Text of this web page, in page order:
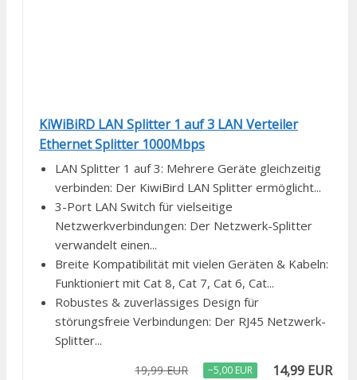
KiWiBiRD LAN Splitter 1 auf 3 LAN Verteiler
Ethernet Splitter 1000Mbps
LAN Splitter 1 auf 3: Mehrere Geräte gleichzeitig
verbinden: Der KiwiBird LAN Splitter ermöglicht...
3-Port LAN Switch für vielseitige
Netzwerkverbindungen: Der Netzwerk-Splitter
verwandelt einen...
Breite Kompatibilität mit vielen Geräten & Kabeln:
Funktioniert mit Cat 8, Cat 7, Cat 6, Cat...
Robustes & zuverlässiges Design für
störungsfreie Verbindungen: Der RJ45 Netzwerk-
Splitter...
19,99 EUR −5,00 EUR 14,99 EUR